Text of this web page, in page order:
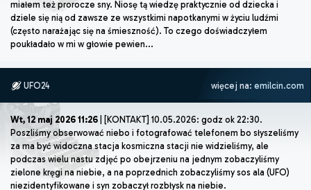
miałem też prorocze sny. Niosę tą wiedzę praktycznie od dziecka i
dziele się nią od zawsze ze wszystkimi napotkanymi w życiu ludźmi
(często narażając się na śmieszność). To czego doświadczyłem
poukładało w mi w głowie pewien...
UFO24 więcej na: emilcin.com
Wt, 12 maj 2026 11:26 | [KONTAKT] 10.05.2026: godz ok 22:30.
Poszliśmy obserwować niebo i fotografować telefonem bo słyszeliśmy
za ma być widoczna stacja kosmiczna stacji nie widzieliśmy, ale
podczas wielu nastu zdjęć po obejrzeniu na jednym zobaczyliśmy
zielone kręgi na niebie, a na poprzednich zobaczyliśmy sos ala (UFO)
niezidentyfikowane i syn zobaczył rozbłysk na niebie.